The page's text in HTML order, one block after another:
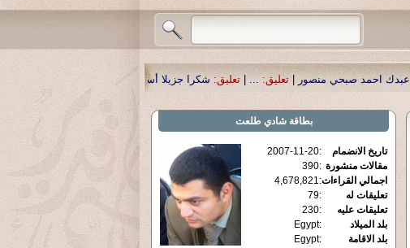
تعليق: ...
|تعليق: شكرا جزيلا أستاذ حمد الحمد .أكرمكم الله .
بطاقةشادي طلعت
تاريخ الانضمام :
2007-11-20
مقالات منشورة :
390
اجمالي القراءات:
4,678,821
تعليقات له
:
79
تعليقات عليه
:
230
بلد الميلاد
:
Egypt
بلد الاقامة
:
Egypt